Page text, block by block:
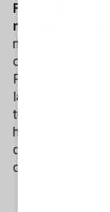
Fabio Rampelli
nazismo rosso
noantri’. Invece
costretti a
Farmacologia
lavoro e a cui
tutta FdI per le
hanno dovuto
questa
democratici, già